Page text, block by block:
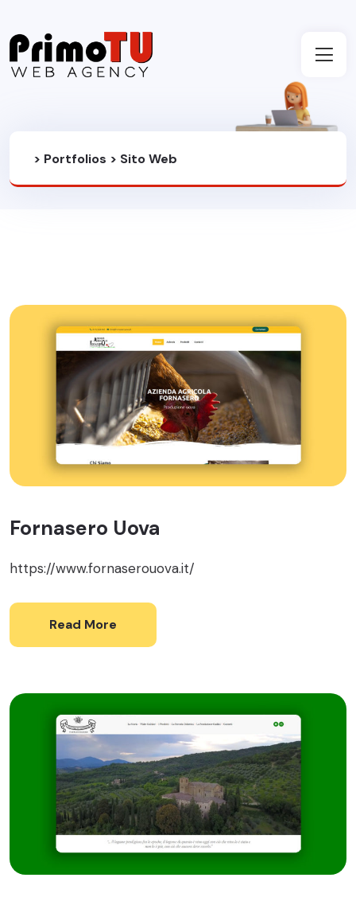
> Portfolios > Sito Web
Fornasero Uova
https://www.fornaserouova.it/
Read More